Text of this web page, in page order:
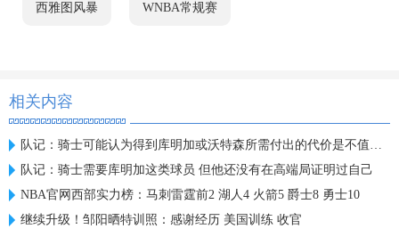
西雅图风暴 WNBA常规赛
相关内容
队记：骑士可能认为得到库明加或沃特森所需付出的代价是不值得的
队记：骑士需要库明加这类球员 但他还没有在高端局证明过自己
NBA官网西部实力榜：马刺雷霆前2 湖人4 火箭5 爵士8 勇士10
继续升级！邹阳晒特训照：感谢经历 美国训练 收官